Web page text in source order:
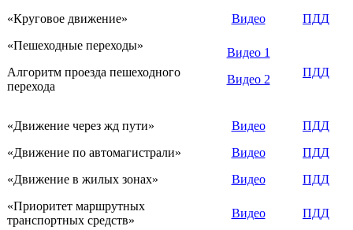
«Круговое движение» Видео
ПДД
«Пешеходные переходы»
Алгоритм проезда пешеходного
перехода
Видео 1
Видео 2
ПДД
«Движение через жд пути» Видео
ПДД
«Движение по автомагистрали»
Видео
ПДД
«Движение в жилых зонах»
Видео
ПДД
«Приоритет маршрутных
транспортных средств»
Видео ПДД